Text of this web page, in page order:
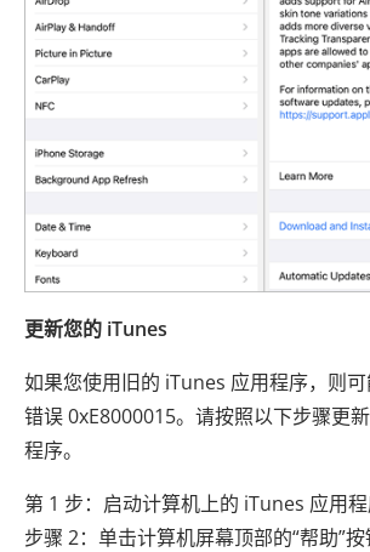
更新您的 iTunes
如果您使用旧的 iTunes 应用程序，则
错误 0xE8000015。请按照以下步骤更
程序。
第 1 步：启动计算机上的 iTunes 应用程
步骤 2：单击计算机屏幕顶部的“帮助”按